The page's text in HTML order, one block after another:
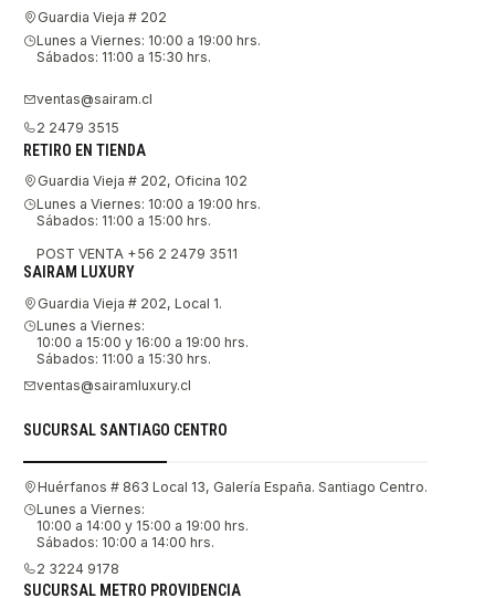
Guardia Vieja # 202
Lunes a Viernes: 10:00 a 19:00 hrs.
Sábados: 11:00 a 15:30 hrs.
ventas@sairam.cl
2 2479 3515
RETIRO EN TIENDA
Guardia Vieja # 202, Oficina 102
Lunes a Viernes: 10:00 a 19:00 hrs.
Sábados: 11:00 a 15:00 hrs.
POST VENTA +56 2 2479 3511
SAIRAM LUXURY
Guardia Vieja # 202, Local 1.
Lunes a Viernes:
10:00 a 15:00 y 16:00 a 19:00 hrs.
Sábados: 11:00 a 15:30 hrs.
ventas@sairamluxury.cl
SUCURSAL SANTIAGO CENTRO
Huérfanos # 863 Local 13, Galería España. Santiago Centro.
Lunes a Viernes:
10:00 a 14:00 y 15:00 a 19:00 hrs.
Sábados: 10:00 a 14:00 hrs.
2 3224 9178
SUCURSAL METRO PROVIDENCIA